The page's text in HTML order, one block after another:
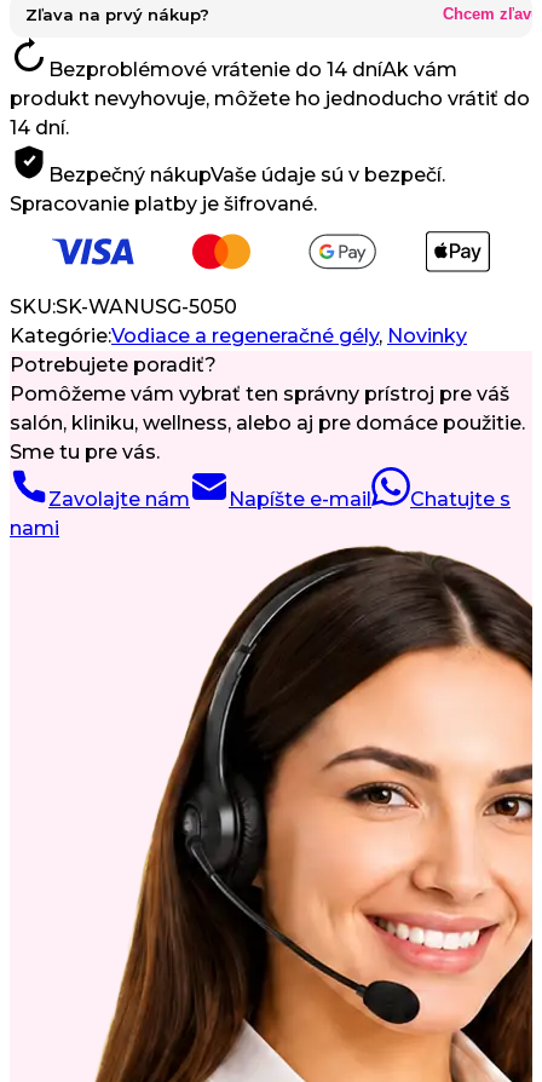
500
Zľava na prvý nákup? Chcem zľavu
Bezproblémové vrátenie do 14 dníAk vám
produkt nevyhovuje, môžete ho jednoducho vrátiť do
14 dní.
Bezpečný nákupVaše údaje sú v bezpečí.
Spracovanie platby je šifrované.
SKU:SK-WANUSG-5050
Kategórie:Vodiace a regeneračné gély, Novinky
Potrebujete poradiť?
Pomôžeme vám vybrať ten správny prístroj pre váš
salón, kliniku, wellness, alebo aj pre domáce použitie.
Sme tu pre vás.
Zavolajte nám Napíšte e-mail
Chatujte s
nami